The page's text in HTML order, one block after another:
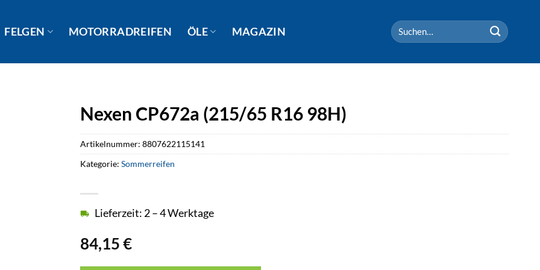
FELGEN MOTORRADREIFEN ÖLE MAGAZIN
Suchen
nach:
Nexen CP672a (215/65 R16 98H)
84,15€
Lieferzeit: 2 – 4 Werktage
Artikelnummer:8807622115141
Kategorie:Sommerreifen